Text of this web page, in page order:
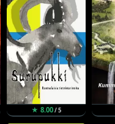
★ 8.00/ 5